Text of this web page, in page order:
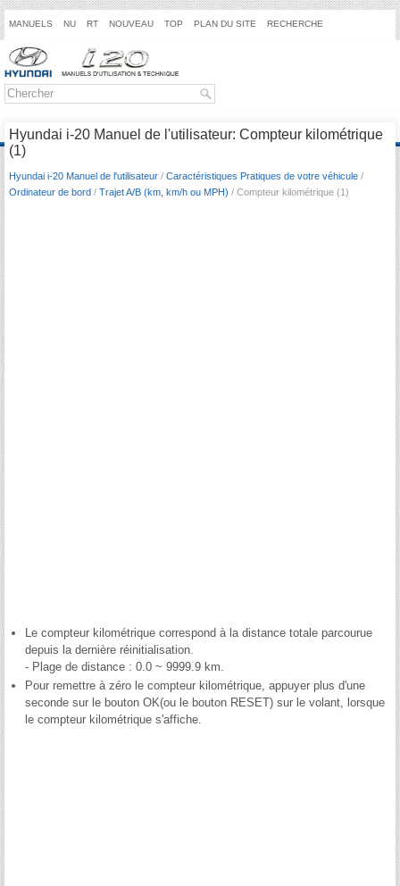
MANUELS NU RT NOUVEAU TOP PLAN DU SITE RECHERCHE
Hyundai i-20 Manuel de l'utilisateur: Compteur kilométrique
(1)
Hyundai i-20 Manuel de l'utilisateur / Caractéristiques Pratiques de votre véhicule /
Ordinateur de bord / Trajet A/B (km, km/h ou MPH) / Compteur kilométrique (1)
Le compteur kilométrique correspond à la distance totale parcourue
depuis la dernière réinitialisation.
- Plage de distance : 0.0 ~ 9999.9 km.
Pour remettre à zéro le compteur kilométrique, appuyer plus d'une
seconde sur le bouton OK(ou le bouton RESET) sur le volant, lorsque
le compteur kilométrique s'affiche.